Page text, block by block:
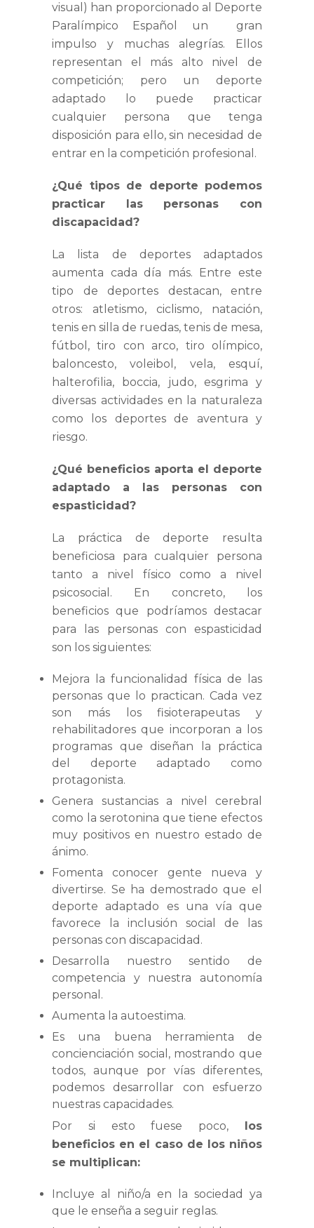
visual) han proporcionado al Deporte
Paralímpico Español un gran
impulso y muchas alegrías. Ellos
representan el más alto nivel de
competición; pero un deporte
adaptado lo puede practicar
cualquier persona que tenga
disposición para ello, sin necesidad de
entrar en la competición profesional.
¿Qué tipos de deporte podemos
practicar las personas con
discapacidad?
La lista de deportes adaptados
aumenta cada día más. Entre este
tipo de deportes destacan, entre
otros: atletismo, ciclismo, natación,
tenis en silla de ruedas, tenis de mesa,
fútbol, tiro con arco, tiro olímpico,
baloncesto, voleibol, vela, esquí,
halterofilia, boccia, judo, esgrima y
diversas actividades en la naturaleza
como los deportes de aventura y
riesgo.
¿Qué beneficios aporta el deporte
adaptado a las personas con
espasticidad?
La práctica de deporte resulta
beneficiosa para cualquier persona
tanto a nivel físico como a nivel
psicosocial. En concreto, los
beneficios que podríamos destacar
para las personas con espasticidad
son los siguientes:
Mejora la funcionalidad física de las
personas que lo practican. Cada vez
son más los fisioterapeutas y
rehabilitadores que incorporan a los
programas que diseñan la práctica
del deporte adaptado como
protagonista.
Genera sustancias a nivel cerebral
como la serotonina que tiene efectos
muy positivos en nuestro estado de
ánimo.
Fomenta conocer gente nueva y
divertirse. Se ha demostrado que el
deporte adaptado es una vía que
favorece la inclusión social de las
personas con discapacidad.
Desarrolla nuestro sentido de
competencia y nuestra autonomía
personal.
Aumenta la autoestima.
Es una buena herramienta de
concienciación social, mostrando que
todos, aunque por vías diferentes,
podemos desarrollar con esfuerzo
nuestras capacidades.
Por si esto fuese poco,
los
beneficios en el caso de los niños
se multiplican:
Incluye al niño/a en la sociedad ya
que le enseña a seguir reglas.